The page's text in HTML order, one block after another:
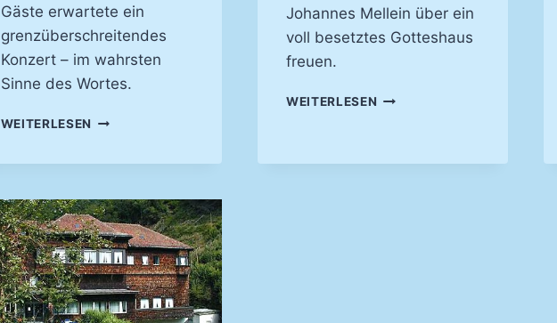
Gäste erwartete ein
grenzüberschreitendes
Konzert – im wahrsten
Sinne des Wortes.
WEITERLESEN MANDOLINENKLÄNGE
KIRCHENKONZERT
2019
Johannes Mellein über ein
voll besetztes Gotteshaus
freuen.
WEITERLESEN GÄNSEHAUT